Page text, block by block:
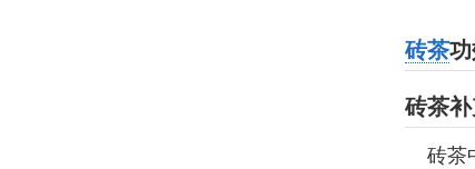
砖茶
砖茶
砖茶